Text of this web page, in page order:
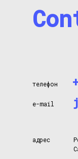
телефон
e-mail
адрес